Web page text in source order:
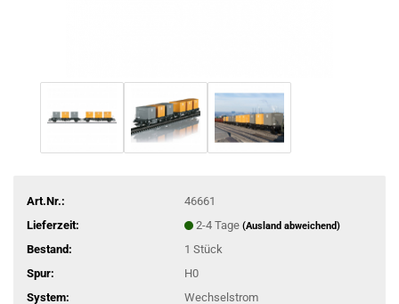
Art.Nr.:
46661
Lieferzeit:
2-4 Tage (Ausland abweichend)
Bestand: 1 Stück
Spur:
H0
System:
Wechselstrom